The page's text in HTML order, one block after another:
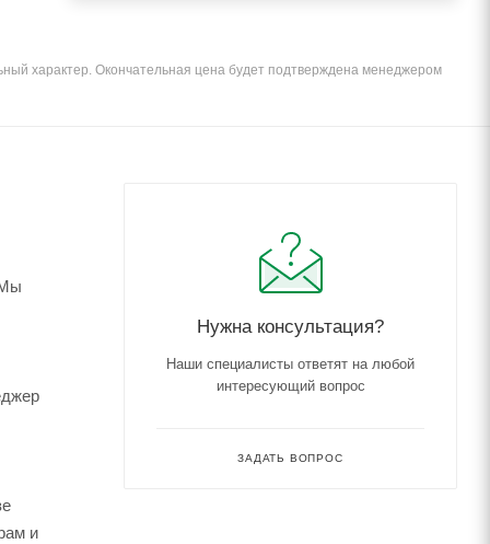
характер. Окончательная цена будет подтверждена менеджером
и
Нужна консультация?
Наши специалисты ответят на любой
интересующий вопрос
ЗАДАТЬ ВОПРОС